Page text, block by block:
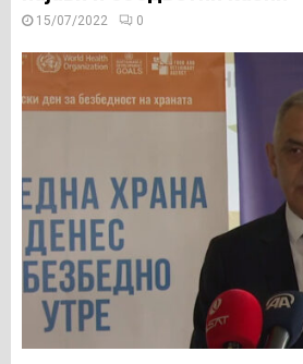
15/07/2022 0